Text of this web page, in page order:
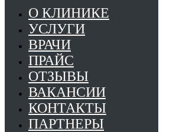
О КЛИНИКЕ
УСЛУГИ
ВРАЧИ
ПРАЙС
ОТЗЫВЫ
ВАКАНСИИ
КОНТАКТЫ
ПАРТНЕРЫ